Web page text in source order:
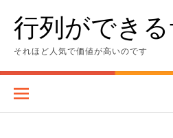
content行列ができ
それほど人気で価値が高いのです